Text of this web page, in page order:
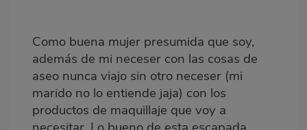
Como buena mujer presumida que soy,
además de mi neceser con las cosas de
aseo nunca viajo sin otro neceser (mi
marido no lo entiende jaja) con los
productos de maquillaje que voy a